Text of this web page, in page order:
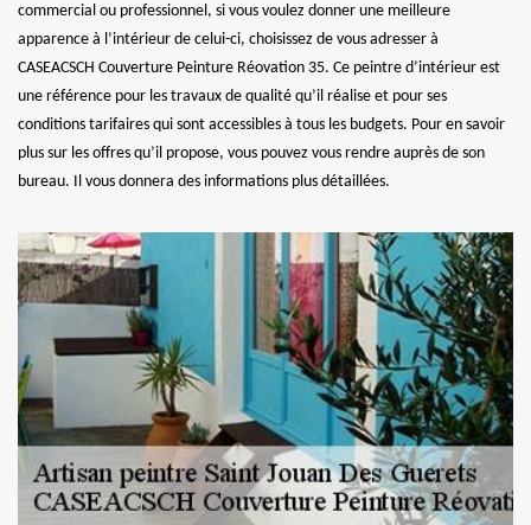
commercial ou professionnel, si vous voulez donner une meilleure
apparence à l’intérieur de celui-ci, choisissez de vous adresser à
CASEACSCH Couverture Peinture Réovation 35. Ce peintre d’intérieur est
une référence pour les travaux de qualité qu’il réalise et pour ses
conditions tarifaires qui sont accessibles à tous les budgets. Pour en savoir
plus sur les offres qu’il propose, vous pouvez vous rendre auprès de son
bureau. Il vous donnera des informations plus détaillées.